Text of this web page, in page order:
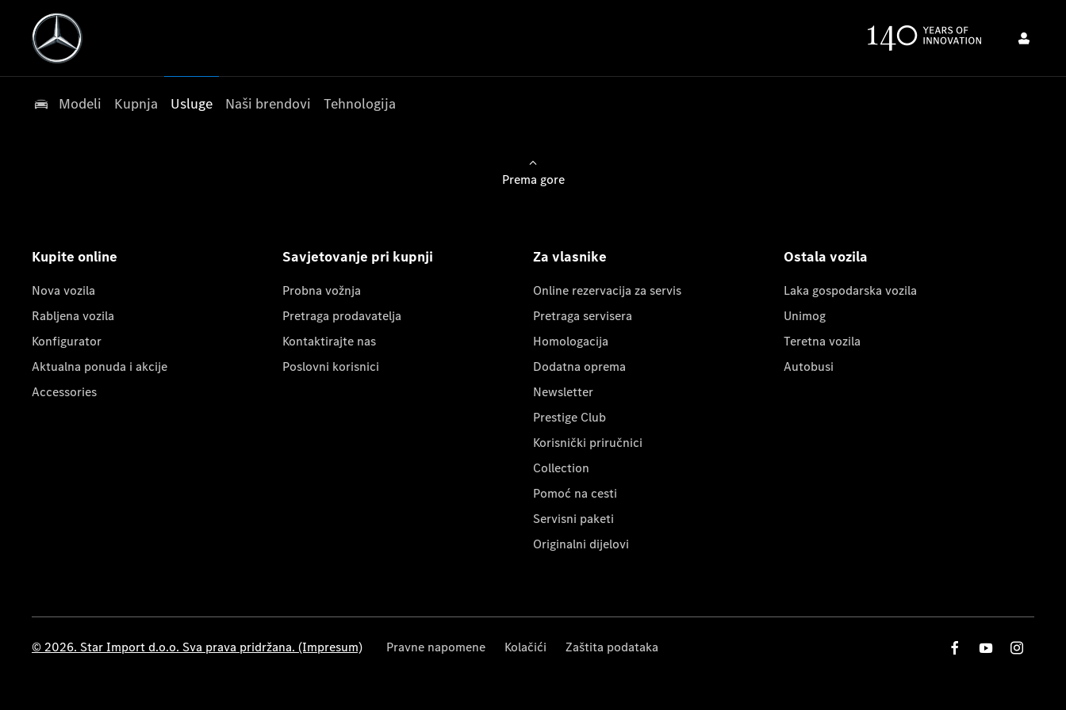
Modeli Kupnja Usluge Naši brendovi Tehnologija
Prema gore
Kupite online
Nova vozila
Rabljena vozila
Konfigurator
Aktualna ponuda i akcije
Accessories
Savjetovanje pri kupnji
Probna vožnja
Pretraga prodavatelja
Kontaktirajte nas
Poslovni korisnici
Za vlasnike
Online rezervacija za servis
Pretraga servisera
Homologacija
Dodatna oprema
Newsletter
Prestige Club
Korisnički priručnici
Collection
Pomoć na cesti
Servisni paketi
Originalni dijelovi
Ostala vozila
Laka gospodarska vozila
Unimog
Teretna vozila
Autobusi
© 2026. Star Import d.o.o. Sva prava pridržana. (Impresum) Pravne napomene Kolačići Zaštita podataka